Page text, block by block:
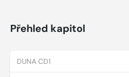
Přehled kapitol
DUNA CD1